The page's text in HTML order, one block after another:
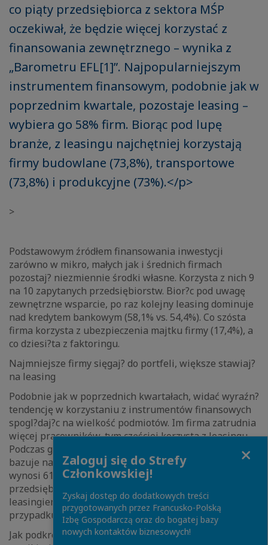
co piąty przedsiębiorca z sektora MŚP
oczekiwał, że będzie więcej korzystać z
finansowania zewnętrznego – wynika z
„Barometru EFL[1]”. Najpopularniejszym
instrumentem finansowym, podobnie jak w
poprzednim kwartale, pozostaje leasing –
wybiera go 58% firm. Biorąc pod lupę
branże, z leasingu najchętniej korzystają
firmy budowlane (73,8%), transportowe
(73,8%) i produkcyjne (73%).</p>
>
Podstawowym źródłem finansowania inwestycji
zarówno w mikro, małych jak i średnich firmach
pozostaj? niezmiennie środki własne. Korzysta z nich 9
na 10 zapytanych przedsiębiorstw. Bior?c pod uwagę
zewnętrzne wsparcie, po raz kolejny leasing dominuje
nad kredytem bankowym (58,1% vs. 54,4%). Co szósta
firma korzysta z ubezpieczenia majtku firmy (17,4%), a
co dziesi?ta z faktoringu.
Najmniejsze firmy sięgaj? do portfeli, większe stawiaj?
na leasing
Podobnie jak w poprzednich kwartałach, widać wyraźn?
tendencję w korzystaniu z instrumentów finansowych
spogl?daj?c na wielkość podmiotów. Im firma zatrudnia
więcej pracowników, tym częściej korzysta z leasingu.
Podczas gdy wśród mikro firm 45,5% zarz?dzaj?cych
bazuje na leasingu, to wśród małych ten odsetek
wynosi 61,4%, a wśród średnich podmiotów aż 71,7%
przedsiębiorców finansuje swoj? działalność
leasingiem. Podobn? zależność mamy również w
przypadku ubezpieczenia maj?tku oraz faktoringu.
Jak podkreśla Radosław Kuczyński, prezes EFL, takie
Zaloguj się do Strefy
Członkowskiej!
Zyskaj dostęp do dodatkowych treści
przygotowanych przez Francusko-Polską
Izbę Gospodarczą oraz do bogatej bazy
nowych kontaktów biznesowych!